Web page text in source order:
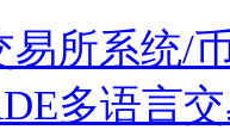
易所系统/
多语言